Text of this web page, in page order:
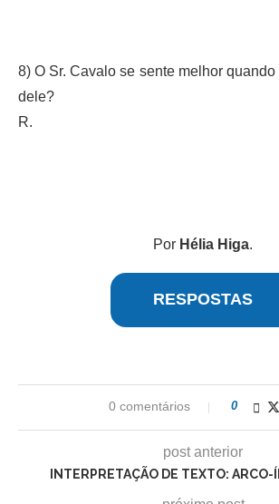
8) O Sr. Cavalo se sente melhor
dele?
R.
Por Hélia Higa.
RESPOSTAS
0 comentários 0
post anterior
INTERPRETAÇÃO DE TEXTO: ARCO-